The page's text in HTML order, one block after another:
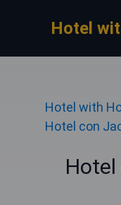
Hotel
Hotel with
Hotel con